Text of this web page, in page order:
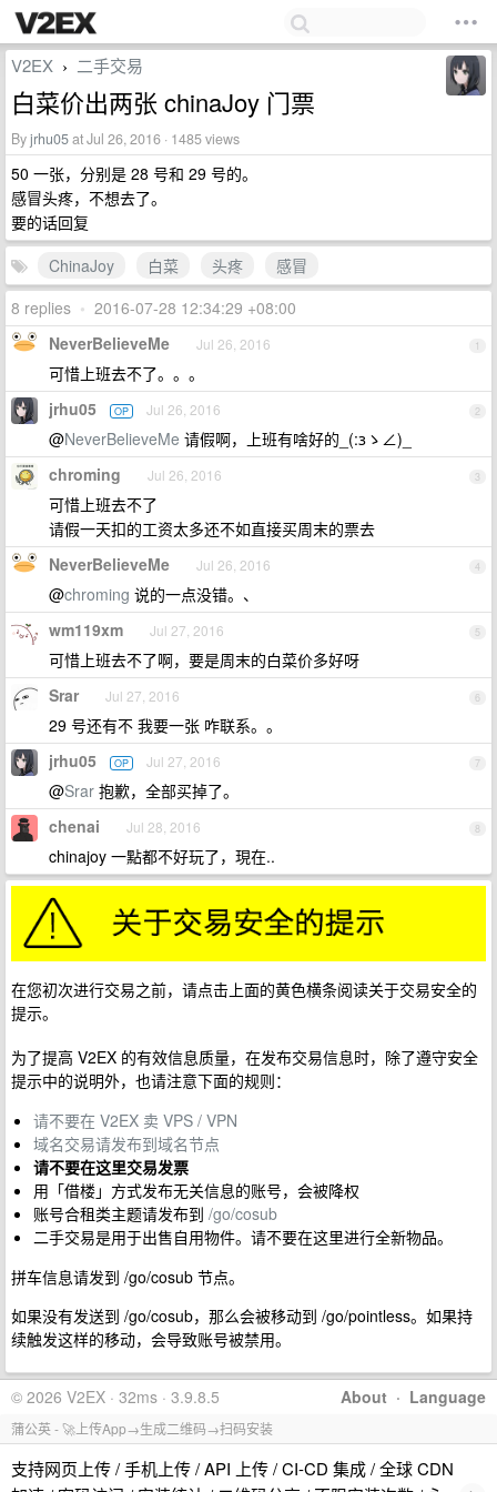
V2EX › 二手交易
白菜价出两张 chinaJoy 门票
Byjrhu05at Jul 26, 2016 · 1485 views
50 一张，分别是 28 号和 29 号的。
感冒头疼，不想去了。
要的话回复
ChinaJoy
白菜 头疼
感冒
8 replies • 2016-07-28 12:34:29 +08:00
1
NeverBelieveMe Jul 26, 2016
可惜上班去不了。。。
2
jrhu05 OP Jul 26, 2016
@NeverBelieveMe 请假啊，上班有啥好的_(:зゝ∠)_
3
chroming Jul 26, 2016
可惜上班去不了
请假一天扣的工资太多还不如直接买周末的票去
4
NeverBelieveMe Jul 26, 2016
@chroming 说的一点没错。、
5
wm119xm Jul 27, 2016
可惜上班去不了啊，要是周末的白菜价多好呀
6
Srar Jul 27, 2016
29 号还有不 我要一张 咋联系。。
7
jrhu05 OP Jul 27, 2016
@Srar 抱歉，全部买掉了。
8
chenai Jul 28, 2016
chinajoy 一點都不好玩了，現在..
在您初次进行交易之前，请点击上面的黄色横条阅读关于交易安全的
提示。
为了提高 V2EX 的有效信息质量，在发布交易信息时，除了遵守安全
提示中的说明外，也请注意下面的规则：
请不要在 V2EX 卖 VPS / VPN
域名交易请发布到域名节点
请不要在这里交易发票
用「借楼」方式发布无关信息的账号，会被降权
账号合租类主题请发布到 /go/cosub
二手交易是用于出售自用物件。请不要在这里进行全新物品。
拼车信息请发到 /go/cosub 节点。
如果没有发送到 /go/cosub，那么会被移动到 /go/pointless。如果持
续触发这样的移动，会导致账号被禁用。
About · Language
© 2026 V2EX · 32ms · 3.9.8.5
蒲公英 - 🚀上传App→生成二维码→扫码安装
支持网页上传 / 手机上传 / API 上传 / CI-CD 集成 / 全球 CDN